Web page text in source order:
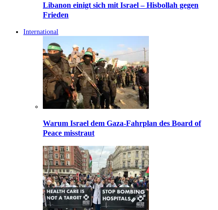
Libanon einigt sich mit Israel – Hisbollah gegen
Frieden
International
Warum Israel dem Gaza-Fahrplan des Board of
Peace misstraut